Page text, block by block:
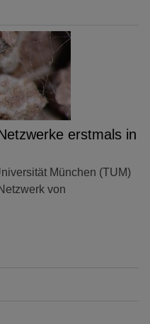
erstmals in
München (TUM)
von